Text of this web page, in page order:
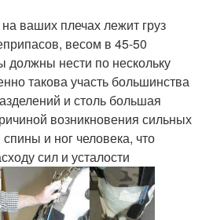
ваших плечах лежит груз
весом в 45-50
должны нести по нескольку
такова участь большинства
и столь большая
возникновения сильных
и ног человека, что
сил и усталости